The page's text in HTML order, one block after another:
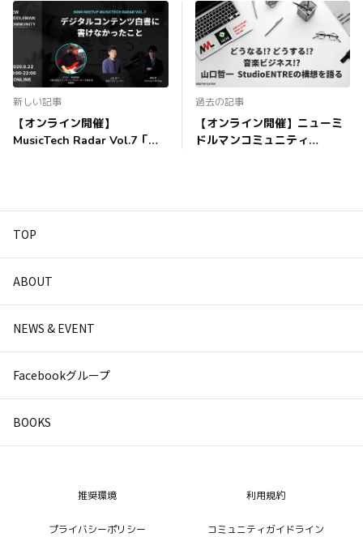
新しい記事
【オンライン開催】
MusicTech Radar Vol.7「デ
過去の記事
【オンライン開催】ニューミ
ドルマンコミュニティ
TOP
ABOUT
NEWS & EVENT
Facebookグループ
BOOKS
推奨環境 利用規約
プライバシーポリシー コミュニティガイドライン